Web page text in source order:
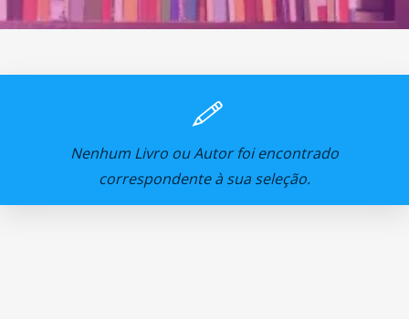
Nenhum Livro ou Autor foi encontrado
correspondente à sua seleção.